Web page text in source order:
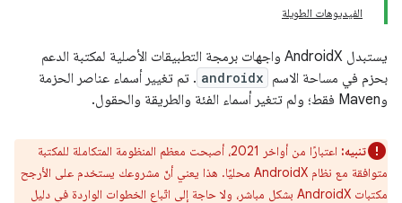
الفيديوهات الطويلة
يستبدل AndroidX واجهات برمجة التطبيقات الأصلية لمكتبة الدعم
بحزم في مساحة الاسم androidx . تم تغيير أسماء عناصر الحزمة
وMaven فقط؛ ولم تتغير أسماء الفئة والطريقة والحقول.
تنبيه:
اعتبارًا من أواخر 2021، أصبحت معظم المنظومة المتكاملة للمكتبة
متوافقة مع نظام AndroidX محليًا. هذا يعني أنّ مشروعك يستخدم على الأرجح
مكتبات AndroidX بشكل مباشر، ولا حاجة إلى اتّباع الخطوات الواردة في دليل